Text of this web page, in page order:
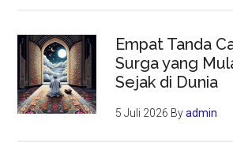
Empat Tanda
Surga yang
Sejak di Dunia
5 Juli 2026 Byadmin